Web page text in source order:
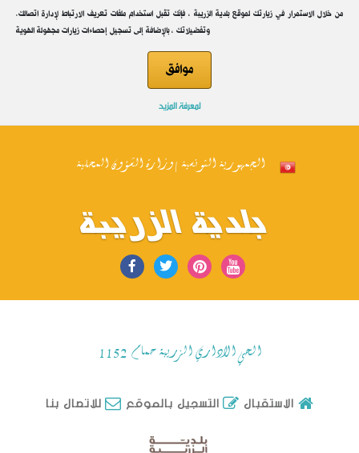
.من خلال الاستمرار في زيارتك لموقع بلدية الزريبة ، فإنك تقبل استخدام ملفات تعريف الارتباط لإدارة اتصالك
وتفضيلاتك ، بالإضافة إلى تسجيل إحصاءات زيارات مجهولة الهوية
موافق
لمعرفة المزيد
الجمهورية التونسية | وزارة الشؤون المحلية
بلدية الزريبة
الحي الاداري الزريبة حمام 1152
الاستقبال التسجيل بالموقع